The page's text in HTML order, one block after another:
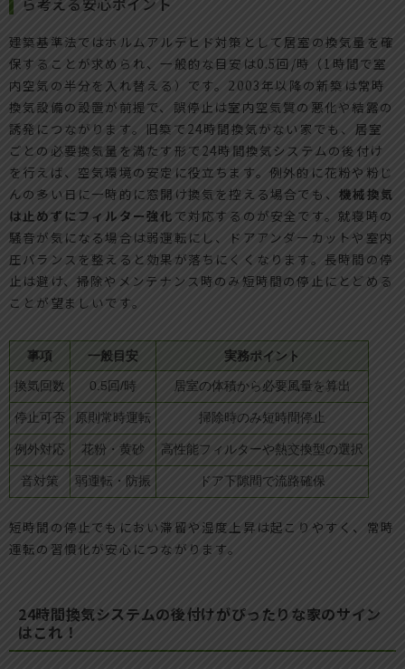
建築基準法ではホルムアルデヒド対策として居室の換気量を確
保することが求められ、一般的な目安は0.5回/時（1時間で室
内空気の半分を入れ替える）です。2003年以降の新築は常時
換気設備の設置が前提で、誤停止は室内空気質の悪化や結露の
誘発につながります。旧築で24時間換気がない家でも、居室
ごとの必要換気量を満たす形で24時間換気システムの後付け
を行えば、空気環境の安定に役立ちます。例外的に花粉や粉じ
んの多い日に一時的に窓開け換気を控える場合でも、機械換気
は止めずにフィルター強化 で対応するのが安全です。就寝時の
騒音が気になる場合は弱運転にし、ドアアンダーカットや室内
圧バランスを整えると効果が落ちにくくなります。長時間の停
止は避け、掃除やメンテナンス時のみ短時間の停止にとどめる
ことが望ましいです。
事項 一般目安 実務ポイント
換気回数 0.5回/時 居室の体積から必要風量を算出
停止可否 原則常時運転 掃除時のみ短時間停止
例外対応 花粉・黄砂 高性能フィルターや熱交換型の選択
音対策 弱運転・防振 ドア下隙間で流路確保
短時間の停止でもにおい滞留や湿度上昇は起こりやすく、常時
運転の習慣化が安心につながります。
24時間換気システムの後付けがぴったりな家のサイン
はこれ！